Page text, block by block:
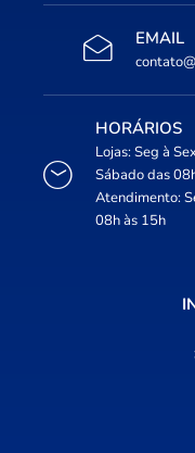
EMAIL
HORÁRIOS
Lojas: Seg à
Sábado das
Atendimento:
08h às 15h